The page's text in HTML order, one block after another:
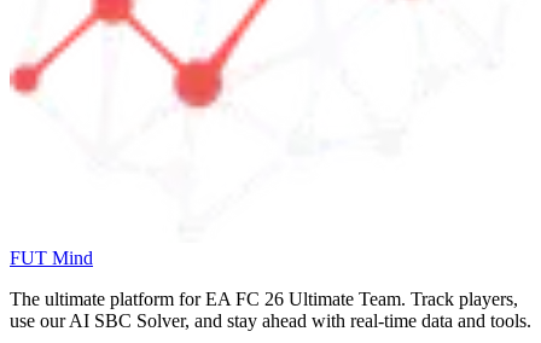
FUT Mind
The ultimate platform for EA FC 26 Ultimate Team. Track players,
use our AI SBC Solver, and stay ahead with real-time data and tools.